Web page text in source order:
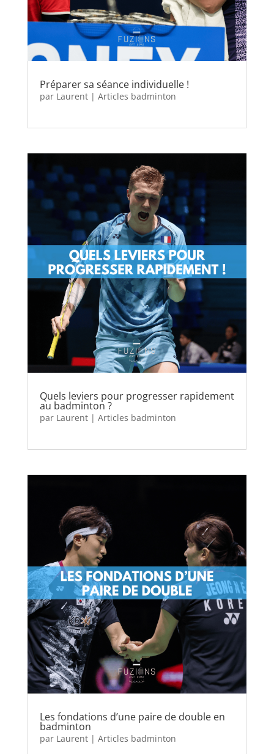
Préparer sa séance individuelle !
par Laurent| Articles badminton
Quels leviers pour progresser rapidement
au badminton ?
par Laurent| Articles badminton
Les fondations d’une paire de double en
badminton
par Laurent| Articles badminton